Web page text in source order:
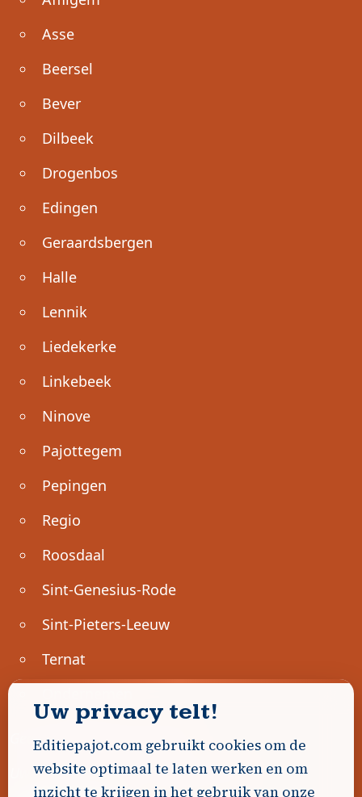
Asse
Beersel
Bever
Dilbeek
Drogenbos
Edingen
Geraardsbergen
Halle
Lennik
Liedekerke
Linkebeek
Ninove
Pajottegem
Pepingen
Regio
Roosdaal
Sint-Genesius-Rode
Sint-Pieters-Leeuw
Ternat
Geen advertenties gevonden.
Uw advertentie hier? Contacteer ons!
Uw privacy telt!
Editiepajot.com gebruikt cookies om de
website optimaal te laten werken en om
inzicht te krijgen in het gebruik van onze